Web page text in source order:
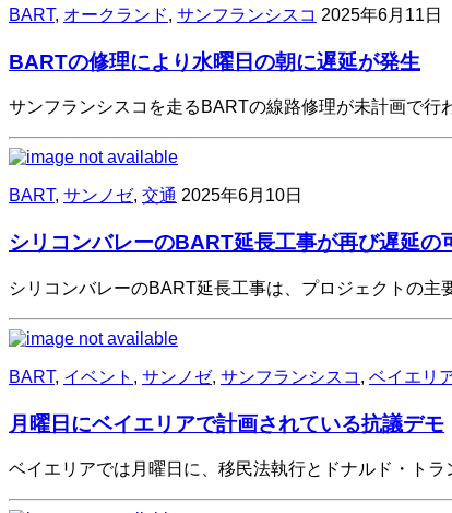
BART, オークランド, サンフランシスコ 2025年6月11日
BARTの修理により水曜日の朝に遅延が発生
サンフランシスコを走るBARTの線路修理が未計画で行
BART, サンノゼ, 交通 2025年6月10日
シリコンバレーのBART延長工事が再び遅延の
シリコンバレーのBART延長工事は、プロジェクトの主
BART, イベント , サンノゼ, サンフランシスコ , ベイエリ
月曜日にベイエリアで計画されている抗議デモ
ベイエリアでは月曜日に、移民法執行とドナルド・ト